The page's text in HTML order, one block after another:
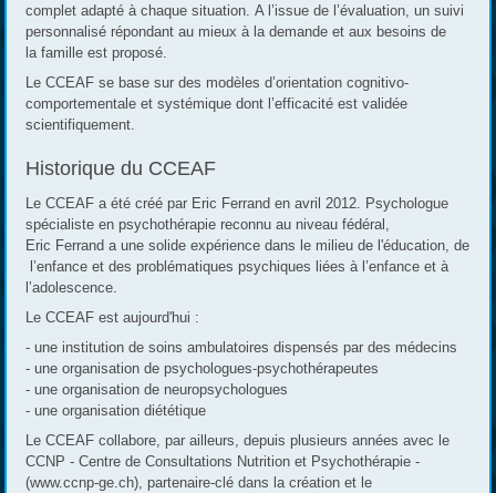
complet adapté à chaque situation. A l’issue de l’évaluation, un suivi
personnalisé répondant au mieux à la demande et aux besoins de
la famille est proposé.
Le CCEAF se base sur des modèles d’orientation cognitivo-
comportementale et systémique dont l’efficacité est validée
scientifiquement.
Historique du CCEAF
Le CCEAF a été créé par Eric Ferrand en avril 2012. Psychologue
spécialiste en psychothérapie reconnu au niveau fédéral,
Eric Ferrand a une solide expérience dans le milieu de l'éducation, de
l’enfance et des problématiques psychiques liées à l’enfance et à
l’adolescence.
Le CCEAF est aujourd'hui :
- une institution de soins ambulatoires dispensés par des médecins
- une organisation de psychologues-psychothérapeutes
- une organisation de neuropsychologues
- une organisation diététique
Le CCEAF collabore, par ailleurs, depuis plusieurs années avec le
CCNP - Centre de Consultations Nutrition et Psychothérapie -
(www.ccnp-ge.ch), partenaire-clé dans la création et le